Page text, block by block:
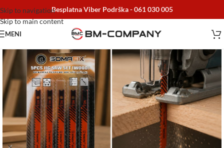
Skip to navigation
Skip to main content
Besplatna Viber Podrška -061 030 005
MENI